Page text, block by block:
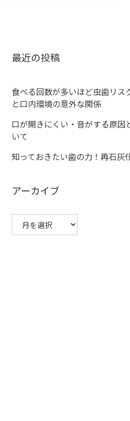
ゲ
シ
ョ
ン
最近の投稿
食べる回数が多いほど虫歯リス
と口内環境の意外な関係
口が開きにくい・音がする原因
いて
知っておきたい歯の力！再石灰
アーカイブ
ー